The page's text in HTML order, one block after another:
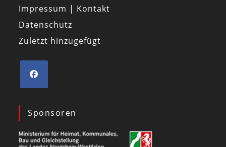
Impressum | Kontakt
Datenschutz
Zuletzt hinzugefügt
Sponsoren